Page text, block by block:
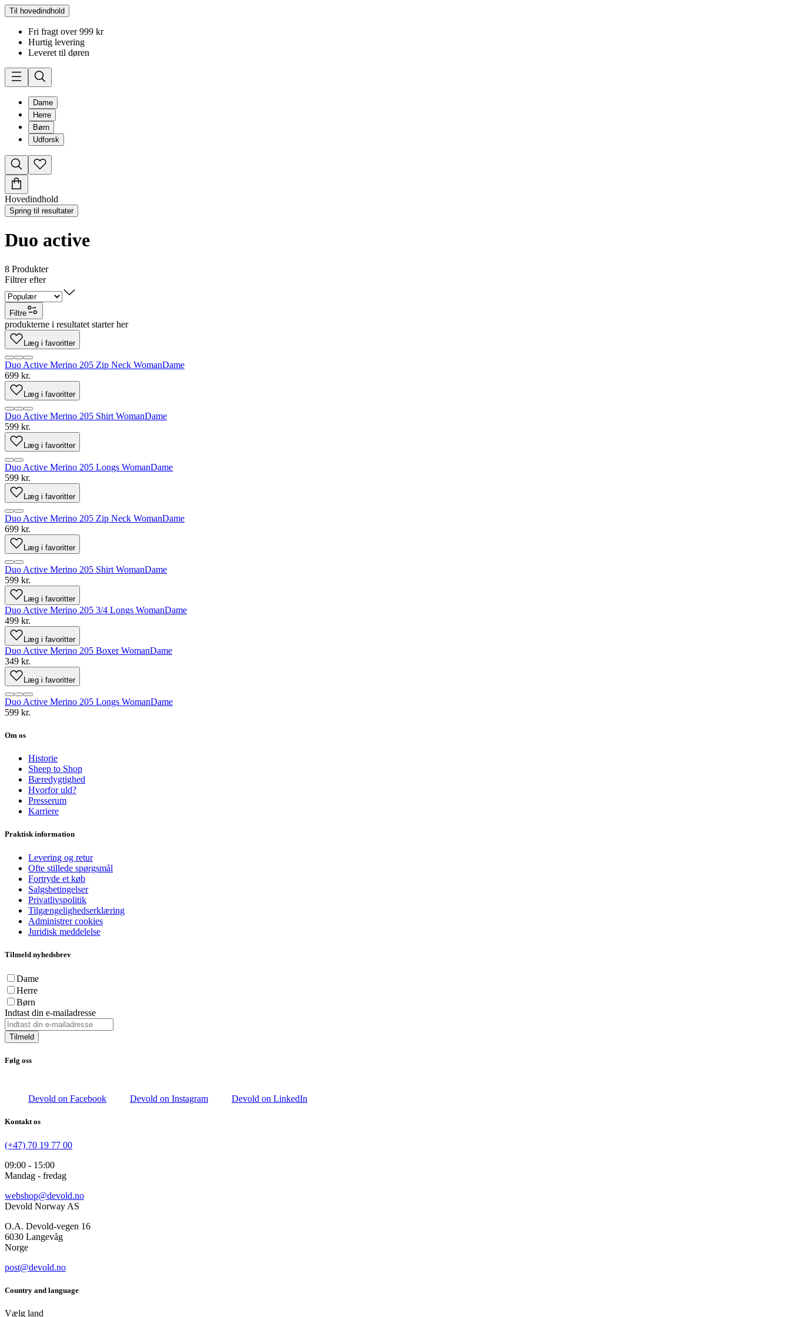
Til hovedindhold
Fri fragt over 999 kr
Hurtig levering
Leveret til døren
Dame
Herre
Børn
Udforsk
Hovedindhold
Spring til resultater
Duo active
8 Produkter
Filtrer efter
Filtre
produkterne i resultatet starter her
Læg i favoritter
Duo Active Merino 205 Zip Neck WomanDame
699 kr.
Læg i favoritter
Duo Active Merino 205 Shirt WomanDame
599 kr.
Læg i favoritter
Duo Active Merino 205 Longs WomanDame
599 kr.
Læg i favoritter
Duo Active Merino 205 Zip Neck WomanDame
699 kr.
Læg i favoritter
Duo Active Merino 205 Shirt WomanDame
599 kr.
Læg i favoritter
Duo Active Merino 205 3/4 Longs WomanDame
499 kr.
Læg i favoritter
Duo Active Merino 205 Boxer WomanDame
349 kr.
Læg i favoritter
Duo Active Merino 205 Longs WomanDame
599 kr.
Om os
Historie
Sheep to Shop
Bæredygtighed
Hvorfor uld?
Presserum
Karriere
Praktisk information
Levering og retur
Ofte stillede spørgsmål
Fortryde et køb
Salgsbetingelser
Privatlivspolitik
Tilgængelighedserklæring
Administrer cookies
Juridisk meddelelse
Tilmeld nyhedsbrev
Dame
Herre
Børn
Indtast din e-mailadresse
Tilmeld
Følg oss
Devold on Facebook Devold on Instagram Devold on LinkedIn
Kontakt os
(+47) 70 19 77 00
09:00 - 15:00
Mandag - fredag
webshop@devold.no
Devold Norway AS
O.A. Devold-vegen 16
6030 Langevåg
Norge
post@devold.no
Country and language
Vælg land